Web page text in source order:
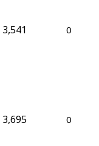
0
3,541
0
3,695